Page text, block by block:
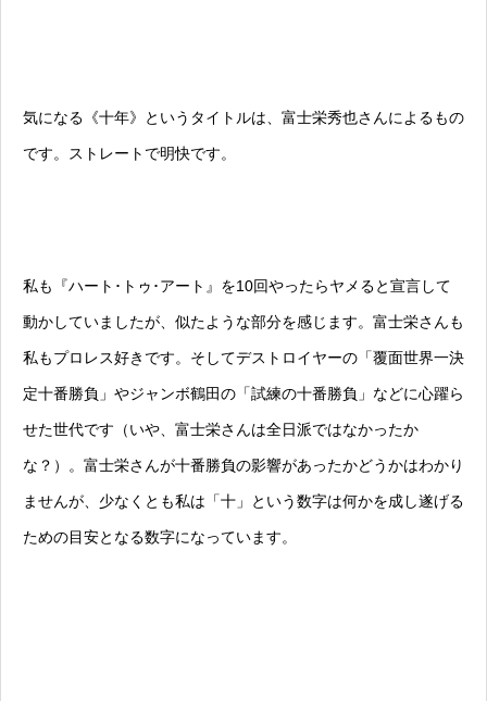
気になる《十年》というタイトルは、富士栄秀也さんによるもの
です。ストレートで明快です。
私も『ハート･トゥ･アート』を10回やったらヤメると宣言して
動かしていましたが、似たような部分を感じます。富士栄さんも
私もプロレス好きです。そしてデストロイヤーの「覆面世界一決
定十番勝負」やジャンボ鶴田の「試練の十番勝負」などに心躍ら
せた世代です（いや、富士栄さんは全日派ではなかったか
な？）。富士栄さんが十番勝負の影響があったかどうかはわかり
ませんが、少なくとも私は「十」という数字は何かを成し遂げる
ための目安となる数字になっています。